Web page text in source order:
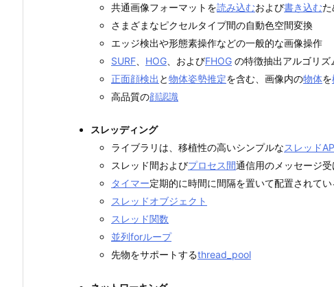
共通画像フォーマットを読み込むおよび書き込むた
さまざまなピクセルタイプ間の自動色空間変換
エッジ検出や形態素操作などの一般的な画像操作
SURF
HOG 、およびFHOG の特徴抽出アルゴリズ
正面顔検出 と物体姿勢推定を含む、画像内の物体を
高品質の顔認識
スレッディング
ライブラリは、移植性の高いシンプルなスレッド
スレッド間およびプロセス間通信用のメッセージ受
タイマー定期的に時間に間隔を置いて配置されて
スレッドオブジェクト
スレッド関数
並列forループ
先物をサポートするthread_pool